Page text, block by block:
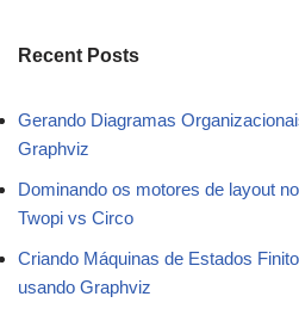
Recent Posts
Gerando Diagramas
Graphviz
Dominando os motores de layout
Twopi vs Circo
Criando Máquinas de Estados
usando Graphviz